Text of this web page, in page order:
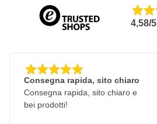
4,58/5
Consegna rapida, sito chiaro
Consegna rapida, sito chiaro e
bei prodotti!